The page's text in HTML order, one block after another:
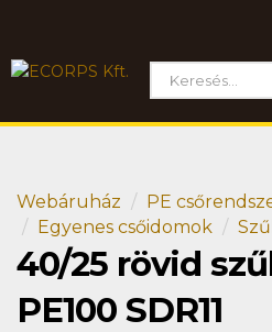
Webáruház
PE
Egyenes csőidomok
40/25 rövid
PE100 SDR11